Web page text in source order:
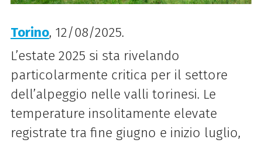
Torino, 12/08/2025.
L’estate 2025 si sta rivelando
particolarmente critica per il settore
dell’alpeggio nelle valli torinesi. Le
temperature insolitamente elevate
registrate tra fine giugno e inizio luglio,